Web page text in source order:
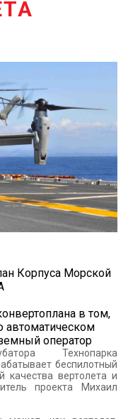
Корпуса Морской
в том,
автоматическом
оператор
Технопарка
беспилотный
качества вертолета и
проекта Михаил